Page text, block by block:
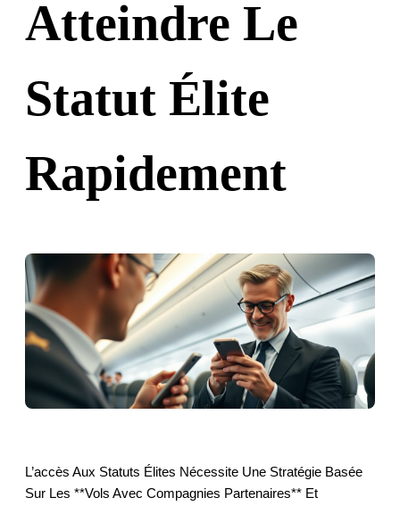
Atteindre Le
Statut Élite
Rapidement
L’accès Aux Statuts Élites Nécessite Une Stratégie Basée
Sur Les **vols Avec Compagnies Partenaires** Et